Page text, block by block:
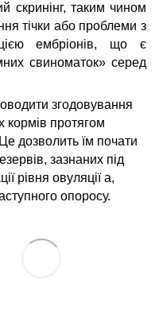
скринінг, таким чином
тічки або проблеми з
ембріонів, що є
свиноматок» серед
згодовування
кормів протягом
дозволить їм почати
зазнаних під
рівня овуляції а,
опоросу.